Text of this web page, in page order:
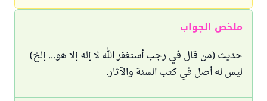
ملخص الجواب
حديث (من قال في رجب أستغفر الله لا إله إلا هو... إلخ)
ليس له أصل في كتب السنة والآثار.